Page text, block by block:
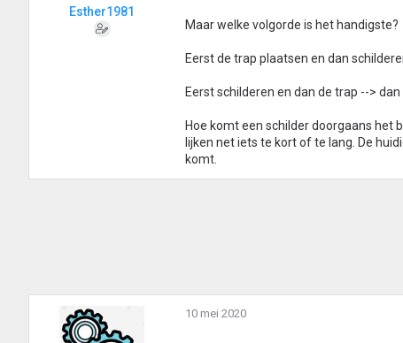
Esther1981
Maar welke volgorde is het handigste?
Eerst de trap plaatsen en dan
Eerst schilderen en dan de trap -->
Hoe komt een schilder doorgaans het
lijken net iets te kort of te lang. De
komt.
10 mei 2020